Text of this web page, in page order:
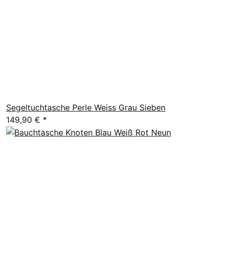
Segeltuchtasche Perle Weiss Grau Sieben
149,90 € *